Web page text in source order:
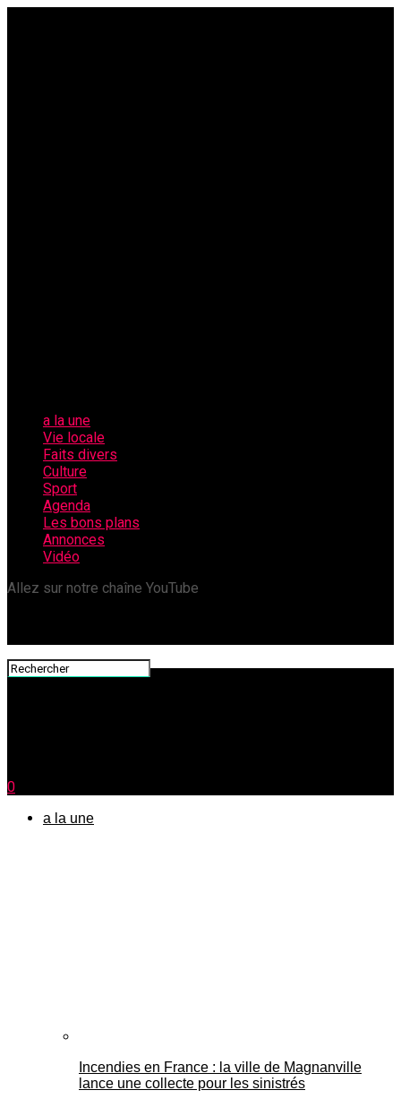
a la une
Vie locale
Faits divers
Culture
Sport
Agenda
Les bons plans
Annonces
Vidéo
Allez sur notre chaîne YouTube
0
a la une
Incendies en France : la ville de Magnanville
lance une collecte pour les sinistrés